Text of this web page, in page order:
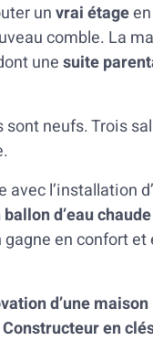
unvrai étage
comble. La
unesuite
neufs. Trois
avec l’installation
d’eau chaude
en confort et
d’une maison
en